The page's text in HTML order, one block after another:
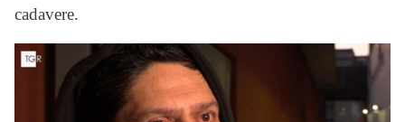
cadavere.